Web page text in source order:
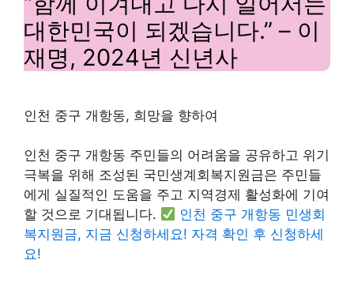
대한민국이 되겠습니다.” – 이
재명, 2024년 신년사
인천 중구 개항동, 희망을 향하여
인천 중구 개항동 주민들의 어려움을 공유하고 위기
극복을 위해 조성된 국민생계회복지원금은 주민들
에게 실질적인 도움을 주고 지역경제 활성화에 기여
할 것으로 기대됩니다.
인천 중구 개항동 민생회
복지원금, 지금 신청하세요! 자격 확인 후 신청하세
요!